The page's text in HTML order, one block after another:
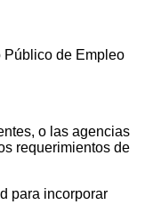
Público de Empleo
o las agencias
requerimientos de
para incorporar